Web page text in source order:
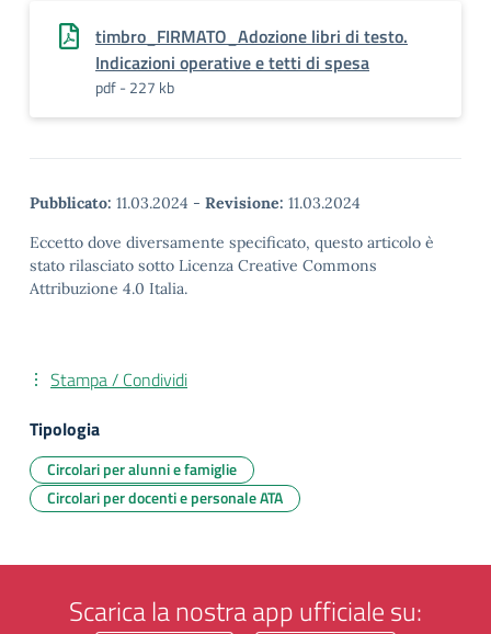
timbro_FIRMATO_Adozione libri di testo.
Indicazioni operative e tetti di spesa
pdf - 227 kb
Pubblicato: 11.03.2024 - Revisione: 11.03.2024
Eccetto dove diversamente specificato, questo articolo è
stato rilasciato sotto Licenza Creative Commons
Attribuzione 4.0 Italia.
Stampa / Condividi
Tipologia
Circolari per alunni e famiglie
Circolari per docenti e personale ATA
Scarica la nostra app ufficiale su: